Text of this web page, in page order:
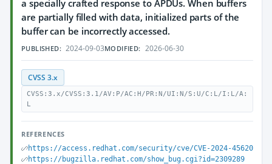
a specially crafted response to APDUs. When buffers
are partially filled with data, initialized parts of the
buffer can be incorrectly accessed.
PUBLISHED: 2024-09-03MODIFIED: 2026-06-30
CVSS 3.x
CVSS:3.x/CVSS:3.1/AV:P/AC:H/PR:N/UI:N/S:U/C:L/I:L/A:
L
REFERENCES
https://access.redhat.com/security/cve/CVE-2024-45620
https://bugzilla.redhat.com/show_bug.cgi?id=2309289